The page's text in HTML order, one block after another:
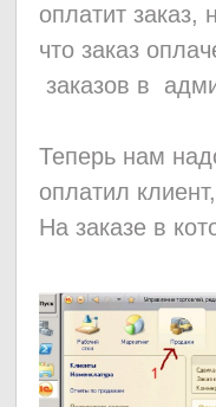
оплатит
что заказ
заказов в
Теперь нам
оплатил
На заказе в